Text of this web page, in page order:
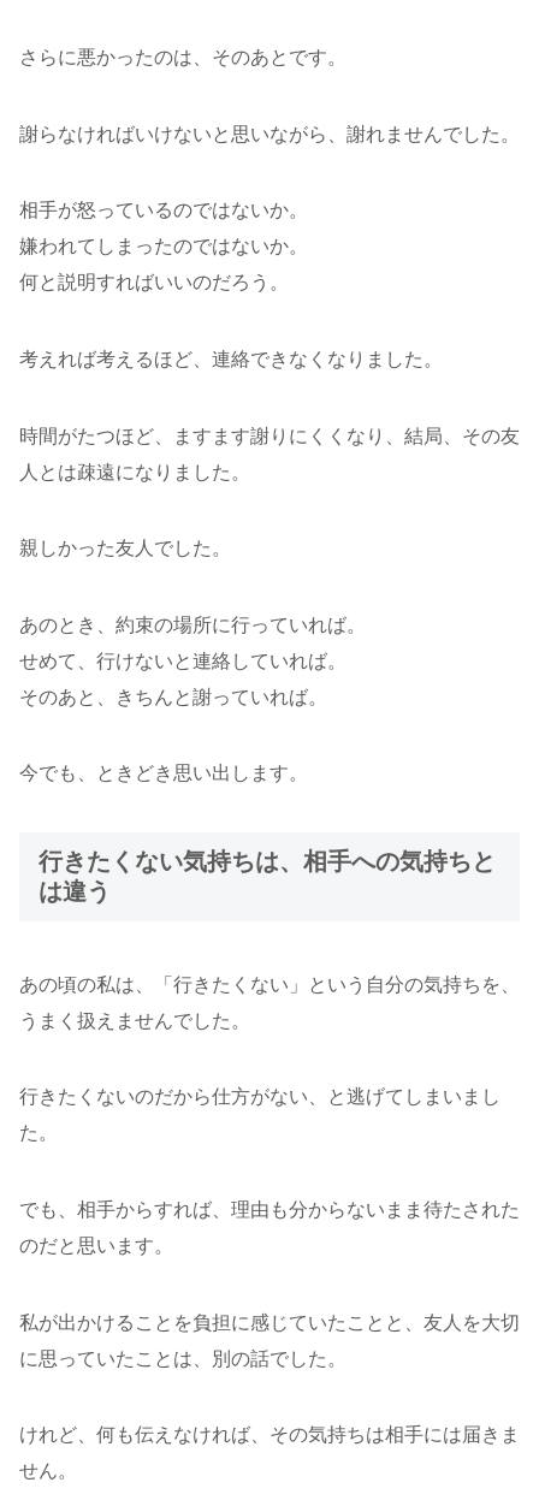
さらに悪かったのは、そのあとです。
謝らなければいけないと思いながら、謝れませんでした。
相手が怒っているのではないか。
嫌われてしまったのではないか。
何と説明すればいいのだろう。
考えれば考えるほど、連絡できなくなりました。
時間がたつほど、ますます謝りにくくなり、結局、その友
人とは疎遠になりました。
親しかった友人でした。
あのとき、約束の場所に行っていれば。
せめて、行けないと連絡していれば。
そのあと、きちんと謝っていれば。
今でも、ときどき思い出します。
行きたくない気持ちは、相手への気持ちと
は違う
あの頃の私は、「行きたくない」という自分の気持ちを、
うまく扱えませんでした。
行きたくないのだから仕方がない、と逃げてしまいまし
た。
でも、相手からすれば、理由も分からないまま待たされた
のだと思います。
私が出かけることを負担に感じていたことと、友人を大切
に思っていたことは、別の話でした。
けれど、何も伝えなければ、その気持ちは相手には届きま
せん。